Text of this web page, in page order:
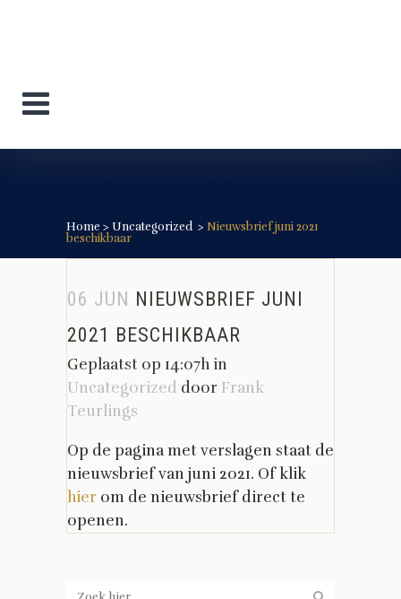
Home > Uncategorized > Nieuwsbrief juni 2021
beschikbaar
06 JUN NIEUWSBRIEF JUNI
2021 BESCHIKBAAR
Geplaatst op 14:07hin
Uncategorized door Frank
Teurlings
Op de pagina met verslagen staat de
nieuwsbrief van juni 2021. Of klik
hier om de nieuwsbrief direct te
openen.